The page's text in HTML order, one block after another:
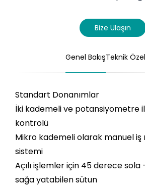
Bize Ulaşın
Genel BakışTeknik
Standart Donanımlar
İki kademeli ve potansiyometre
kontrolü
Mikro kademeli olarak manuel
sistemi
Açılı işlemler için 45 derece
sağa yatabilen sütun